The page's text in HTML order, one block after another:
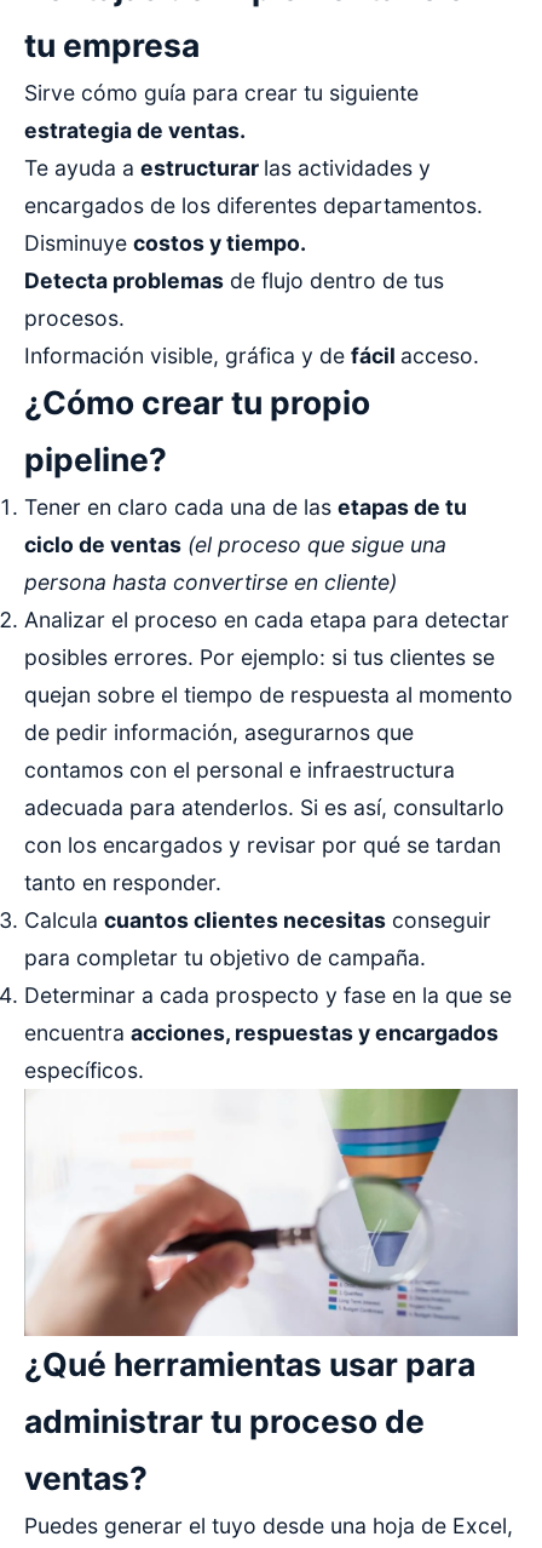
tu empresa
Sirve cómo guía para crear tu siguiente
estrategia de ventas.
Te ayuda a estructurar las actividades y
encargados de los diferentes departamentos.
Disminuye costos y tiempo.
Detecta problemas de flujo dentro de tus
procesos.
Información visible, gráfica y de fácil acceso.
¿Cómo crear tu propio
pipeline?
Tener en claro cada una de las etapas de tu
ciclo de ventas (el proceso que sigue una
persona hasta convertirse en cliente)
Analizar el proceso en cada etapa para detectar
posibles errores. Por ejemplo: si tus clientes se
quejan sobre el tiempo de respuesta al momento
de pedir información, asegurarnos que
contamos con el personal e infraestructura
adecuada para atenderlos. Si es así, consultarlo
con los encargados y revisar por qué se tardan
tanto en responder.
Calcula cuantos clientes necesitas conseguir
para completar tu objetivo de campaña.
Determinar a cada prospecto y fase en la que se
encuentra acciones, respuestas y encargados
específicos.
¿Qué herramientas usar para
administrar tu proceso de
ventas?
Puedes generar el tuyo desde una hoja de Excel,